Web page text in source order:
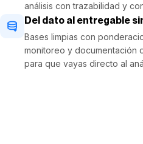
análisis con trazabilidad y
Del dato al entregable
Bases limpias con
monitoreo y
para que vayas directo al